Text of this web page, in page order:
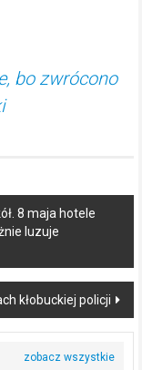
bo zwrócono
8 maja hotele
luzuje
kłobuckiej policji